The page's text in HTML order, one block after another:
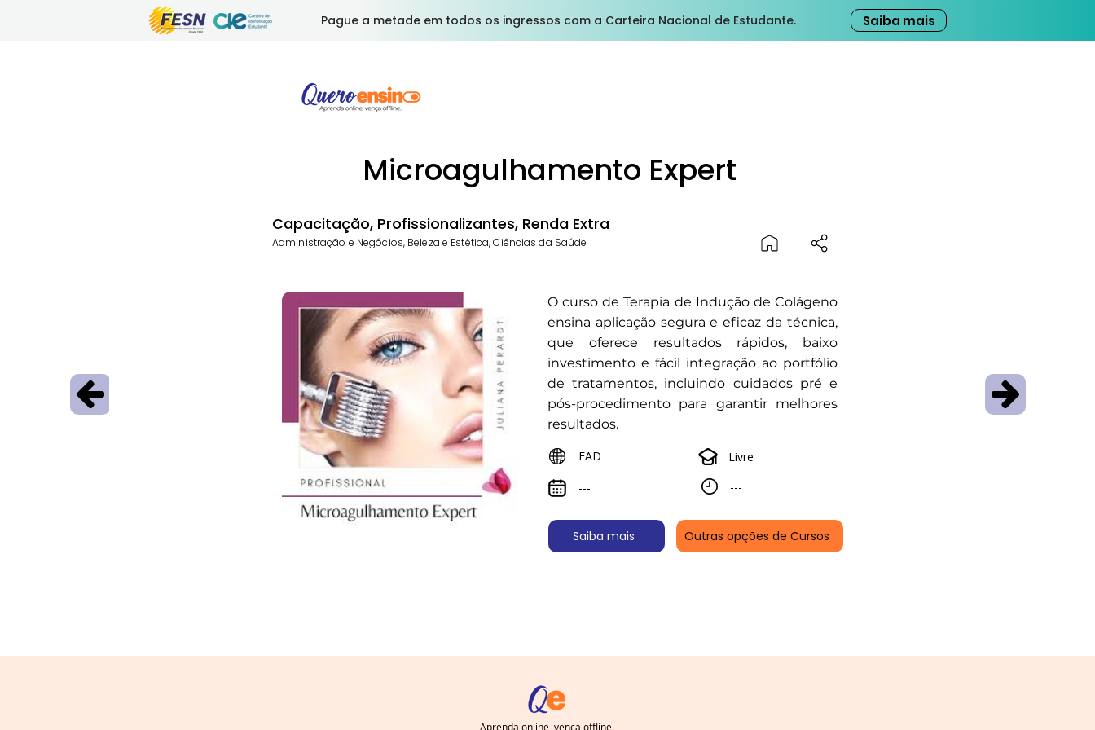
Pague a metade em todos os ingressos com a Carteira Nacional de Estudante. Saiba mais
Microagulhamento Expert
Capacitação, Profissionalizantes, Renda Extra
Administração e Negócios, Beleza e Estética, Ciências da Saúde
O curso de Terapia de Indução de Colágeno
ensina aplicação segura e eficaz da técnica,
que oferece resultados rápidos, baixo
investimento e fácil integração ao portfólio
de tratamentos, incluindo cuidados pré e
pós-procedimento para garantir melhores
resultados.
EAD
Livre
---
---
Saiba mais Outras opções de Cursos
Aprenda online, vença offline.